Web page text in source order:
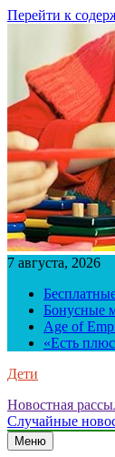
Перейти к
7 августа, 2026
Бонусные
Age of
«Есть
Дети
Новостная
Случайные
Меню